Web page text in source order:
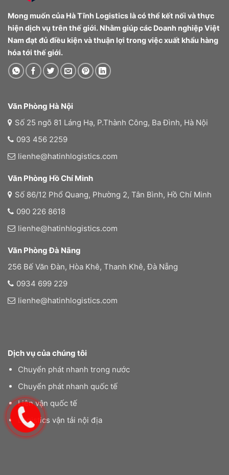
Mong muốn của Hà Tĩnh Logistics là có thể kết nối và thực
hiện dịch vụ trên thế giới. Nhằm giúp các Doanh nghiệp Việt
Nam đạt đủ điều kiện và thuận lợi trong việc xuất khẩu hàng
hóa tới thế giới.
Văn Phòng Hà Nội
Số 25 ngõ 81 Láng Hạ, P.Thành Công, Ba Đình, Hà Nội
093 456 2259
lienhe@hatinhlogistics.com
Văn Phòng Hồ Chí Minh
Số 86/12 Phổ Quang, Phường 2, Tân Bình, Hồ Chí Minh
090 226 8618
lienhe@hatinhlogistics.com
Văn Phòng Đà Nãng
256 Bế Văn Đàn, Hòa Khê, Thanh Khê, Đà Nẵng
0934 699 229
lienhe@hatinhlogistics.com
Dịch vụ của chúng tôi
Chuyển phát nhanh trong nước
Chuyển phát nhanh quốc tế
Liên vận quốc tế
Logistics vận tải nội địa